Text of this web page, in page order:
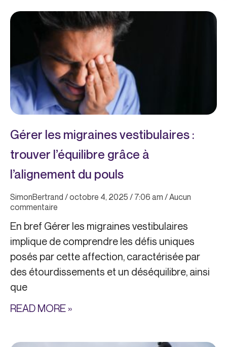
Gérer les migraines vestibulaires :
trouver l’équilibre grâce à
l’alignement du pouls
SimonBertrand octobre 4, 2025 7:06 am
Aucun
commentaire
En bref Gérer les migraines vestibulaires
implique de comprendre les défis uniques
posés par cette affection, caractérisée par
des étourdissements et un déséquilibre, ainsi
que
READ MORE »
PagePagePagePagePage